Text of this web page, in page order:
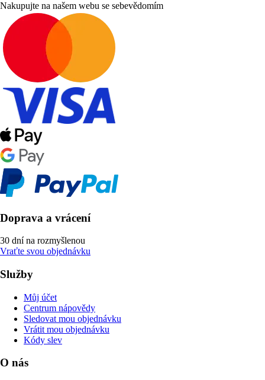
Nakupujte na našem webu se sebevědomím
Doprava a vrácení
30 dní na rozmyšlenou
Vraťte svou objednávku
Služby
Můj účet
Centrum nápovědy
Sledovat mou objednávku
Vrátit mou objednávku
Kódy slev
O nás